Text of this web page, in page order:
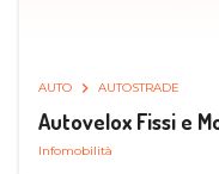
AUTO AUTOSTRADE
Autovelox Fissi e
Infomobilità